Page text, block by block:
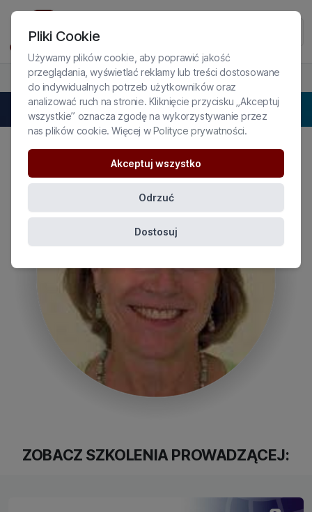
PROFIL EKSPERTKI
Barbara S. McCrady
ZOBACZ SZKOLENIA PROWADZĄCEJ:
Pliki Cookie
Używamy plików cookie, aby poprawić jakość
przeglądania, wyświetlać reklamy lub treści dostosowane
do indywidualnych potrzeb użytkowników oraz
analizować ruch na stronie. Kliknięcie przycisku „Akceptuj
wszystkie” oznacza zgodę na wykorzystywanie przez
nas plików cookie. Więcej wPolityce prywatności.
Akceptuj wszystko
Odrzuć
Dostosuj